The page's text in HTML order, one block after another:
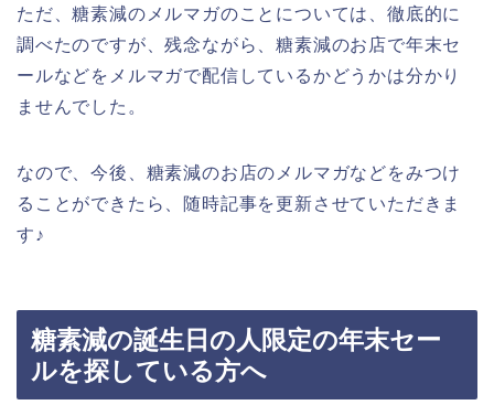
ただ、糖素減のメルマガのことについては、徹底的に
調べたのですが、残念ながら、糖素減のお店で年末セ
ールなどをメルマガで配信しているかどうかは分かり
ませんでした。
なので、今後、糖素減のお店のメルマガなどをみつけ
ることができたら、随時記事を更新させていただきま
す♪
糖素減の誕生日の人限定の年末セー
ルを探している方へ